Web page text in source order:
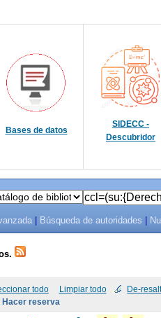
Bases de datos
SIDECC -
Descubridor
Búsqueda de autoridades
todo Limpiar todo De-